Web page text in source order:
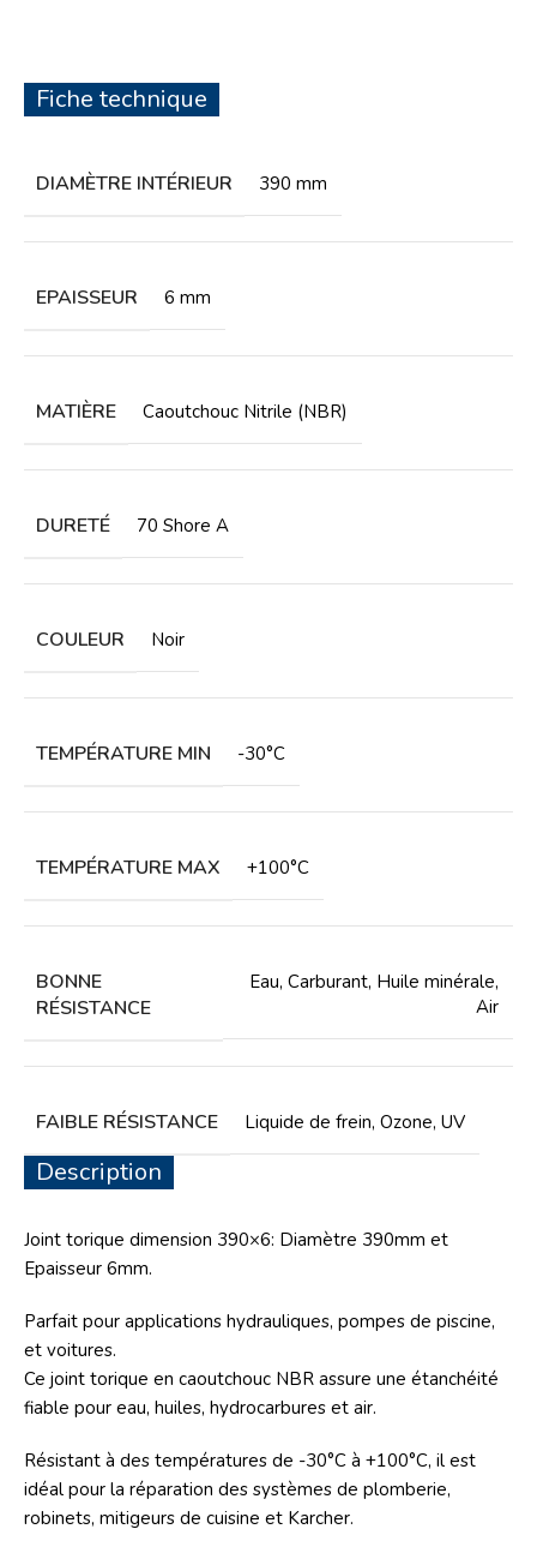
Fiche technique
DIAMÈTRE INTÉRIEUR 390 mm
EPAISSEUR 6 mm
MATIÈRE Caoutchouc Nitrile (NBR)
DURETÉ 70 Shore A
COULEUR Noir
TEMPÉRATURE MIN -30°C
TEMPÉRATURE MAX +100°C
BONNE
RÉSISTANCE
Eau, Carburant, Huile minérale,
Air
FAIBLE RÉSISTANCE Liquide de frein, Ozone, UV
Description
Joint torique dimension 390×6: Diamètre 390mm et
Epaisseur 6mm.
Parfait pour applications hydrauliques, pompes de piscine,
et voitures.
Ce joint torique en caoutchouc NBR assure une étanchéité
fiable pour eau, huiles, hydrocarbures et air.
Résistant à des températures de -30°C à +100°C, il est
idéal pour la réparation des systèmes de plomberie,
robinets, mitigeurs de cuisine et Karcher.